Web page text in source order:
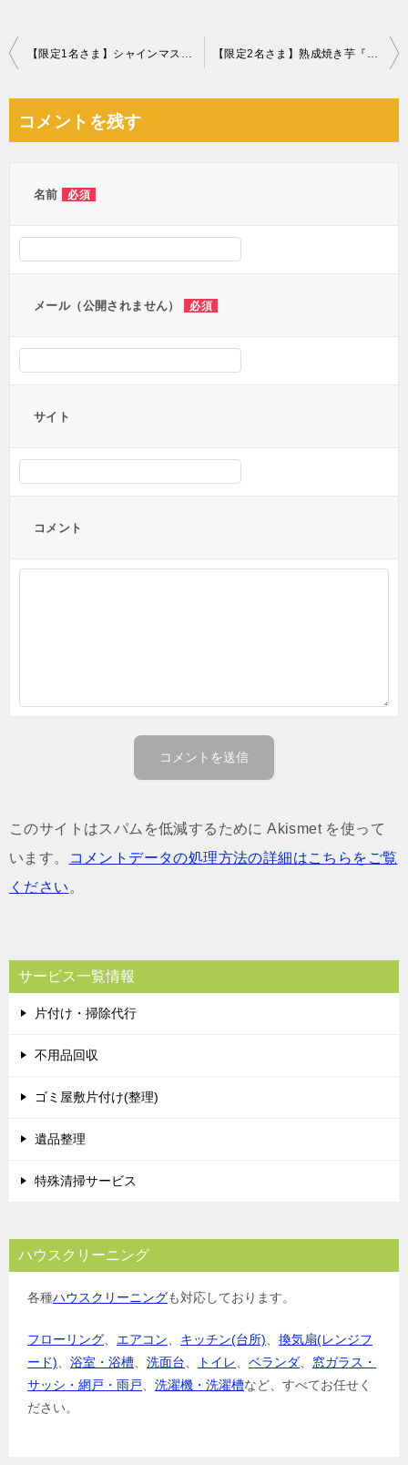
投
ビ
コメントを残す
名前 必須
メール（公開されません） 必須
サイト
コメント
このサイトはスパムを低減するために Akismet を使って
います。
コメントデータの処理方法の詳細はこちらをご覧
ください 。
サービス一覧情報
片付け・掃除代行
不用品回収
ゴミ屋敷片付け(整理)
遺品整理
特殊清掃サービス
ハウスクリーニング
各種ハウスクリーニングも対応しております。
フローリング エアコン キッチン(台所)
換気扇(レンジフ
ード)
浴室・浴槽 洗面台 トイレ ベランダ
窓ガラス・
サッシ・網戸・雨戸
洗濯機・洗濯槽など、すべてお任せく
ださい。